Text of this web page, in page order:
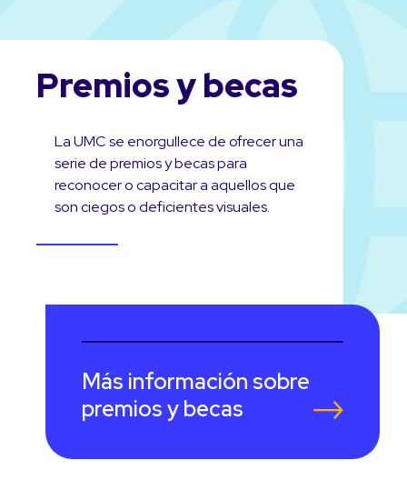
Premios y becas
La UMC se enorgullece de ofrecer una
serie de premios y becas para
reconocer o capacitar a aquellos que
son ciegos o deficientes visuales.
Más información sobre
premios y becas